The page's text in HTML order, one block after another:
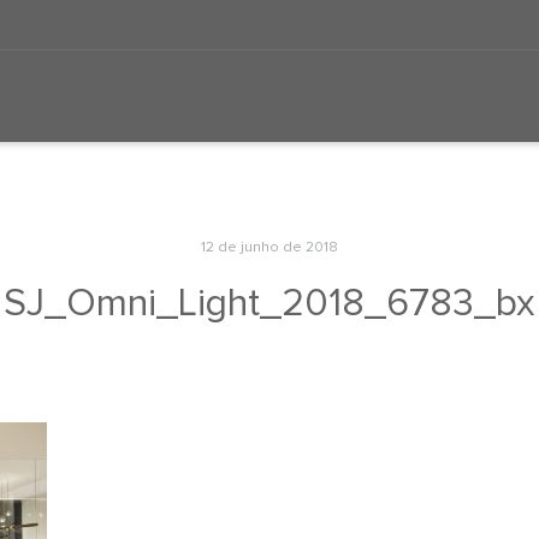
12 de junho de 2018
SJ_Omni_Light_2018_6783_bx